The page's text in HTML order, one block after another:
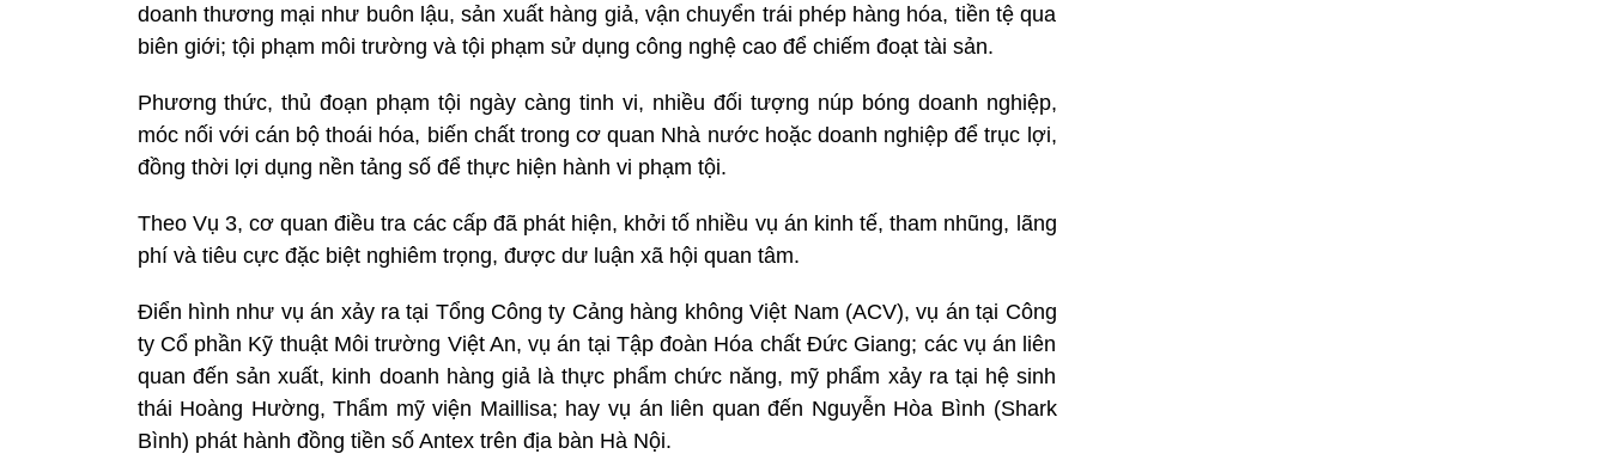
doanh thương mại như buôn lậu, sản xuất hàng giả, vận chuyển trái phép hàng hóa, tiền tệ qua
biên giới; tội phạm môi trường và tội phạm sử dụng công nghệ cao để chiếm đoạt tài sản.
Phương thức, thủ đoạn phạm tội ngày càng tinh vi, nhiều đối tượng núp bóng doanh nghiệp,
móc nối với cán bộ thoái hóa, biến chất trong cơ quan Nhà nước hoặc doanh nghiệp để trục lợi,
đồng thời lợi dụng nền tảng số để thực hiện hành vi phạm tội.
Theo Vụ 3, cơ quan điều tra các cấp đã phát hiện, khởi tố nhiều vụ án kinh tế, tham nhũng, lãng
phí và tiêu cực đặc biệt nghiêm trọng, được dư luận xã hội quan tâm.
Điển hình như vụ án xảy ra tại Tổng Công ty Cảng hàng không Việt Nam (ACV), vụ án tại Công
ty Cổ phần Kỹ thuật Môi trường Việt An, vụ án tại Tập đoàn Hóa chất Đức Giang; các vụ án liên
quan đến sản xuất, kinh doanh hàng giả là thực phẩm chức năng, mỹ phẩm xảy ra tại hệ sinh
thái Hoàng Hường, Thẩm mỹ viện Maillisa; hay vụ án liên quan đến Nguyễn Hòa Bình (Shark
Bình) phát hành đồng tiền số Antex trên địa bàn Hà Nội.